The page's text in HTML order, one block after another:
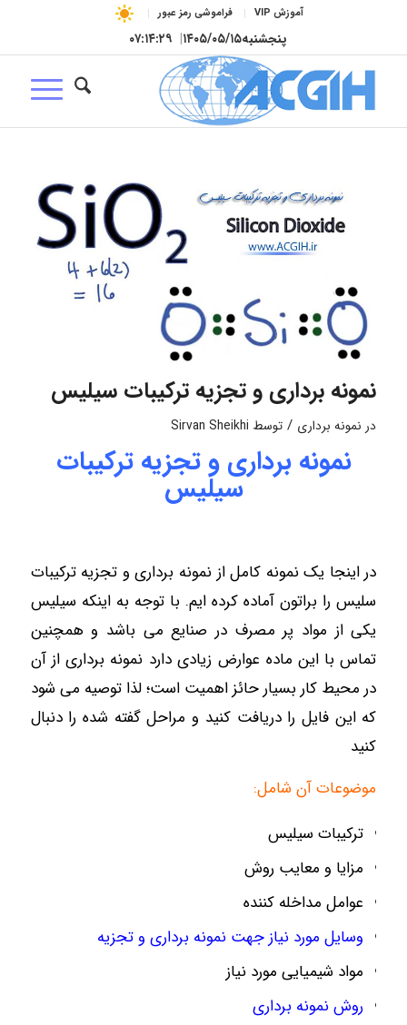
آموزش VIP فراموشی رمز عبور
پنجشنبه۱۴۰۵/۰۵/۱۵| ۰۷:۱۴:۲۹
نمونه برداری و تجزیه ترکیبات سیلیس
در نمونه برداری / توسط Sirvan Sheikhi
نمونه برداری و تجزیه ترکیبات
سیلیس
در اینجا یک نمونه کامل از نمونه برداری و تجزیه ترکیبات
سلیس را براتون آماده کرده ایم. با توجه به اینکه سیلیس
یکی از مواد پر مصرف در صنایع می باشد و همچنین
تماس با این ماده عوارض زیادی دارد نمونه برداری از آن
در محیط کار بسیار حائز اهمیت است؛ لذا توصیه می شود
که این فایل را دریافت کنید و مراحل گفته شده را دنبال
کنید
موضوعات آن شامل:
ترکیبات سیلیس
مزایا و معایب روش
عوامل مداخله کننده
وسایل مورد نیاز جهت نمونه برداری و تجزیه
مواد شیمیایی مورد نیاز
روش نمونه برداری